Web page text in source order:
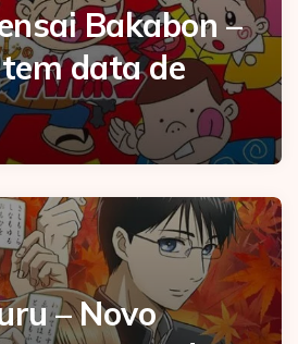
Bakabon –
data de
– Novo